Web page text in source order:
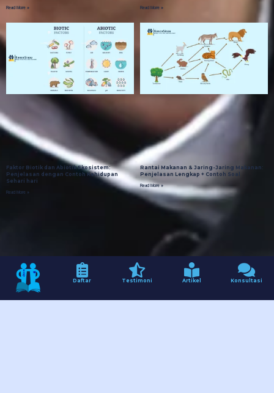
Read More » Read More »
Faktor Biotik dan Abiotik Ekosistem:
Penjelasan dengan Contoh Kehidupan
Sehari hari
Read More »
Rantai Makanan & Jaring-Jaring Makanan:
Penjelasan Lengkap + Contoh Soal
Read More »
Daftar Testimoni Artikel Konsultasi